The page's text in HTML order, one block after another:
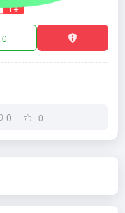
1+
0
0 0